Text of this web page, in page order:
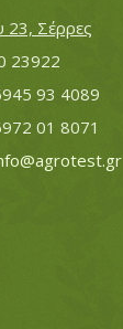
23, Σέρρες
23922
6945 93 4089
6972 01 8071